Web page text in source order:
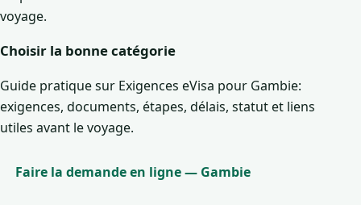
voyage.
Choisir la bonne catégorie
Guide pratique sur Exigences eVisa pour Gambie:
exigences, documents, étapes, délais, statut et liens
utiles avant le voyage.
Faire la demande en ligne — Gambie